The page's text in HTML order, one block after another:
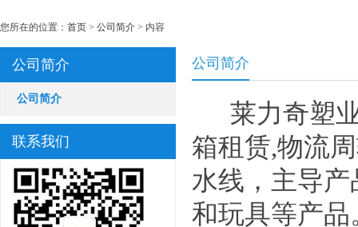
您所在的位置： 首页 > 公司简介 > 内容
公司简介
公司简介
联系我们
公司简介
莱力奇塑业
箱租赁,物流
水线，主导
和玩具等产品